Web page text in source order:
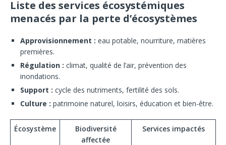
Liste des services écosystémiques
menacés par la perte d’écosystèmes
Approvisionnement : eau potable, nourriture, matières
premières.
Régulation : climat, qualité de l’air, prévention des
inondations.
Support : cycle des nutriments, fertilité des sols.
Culture : patrimoine naturel, loisirs, éducation et bien-être.
Écosystème
Biodiversité
affectée
Services impactés